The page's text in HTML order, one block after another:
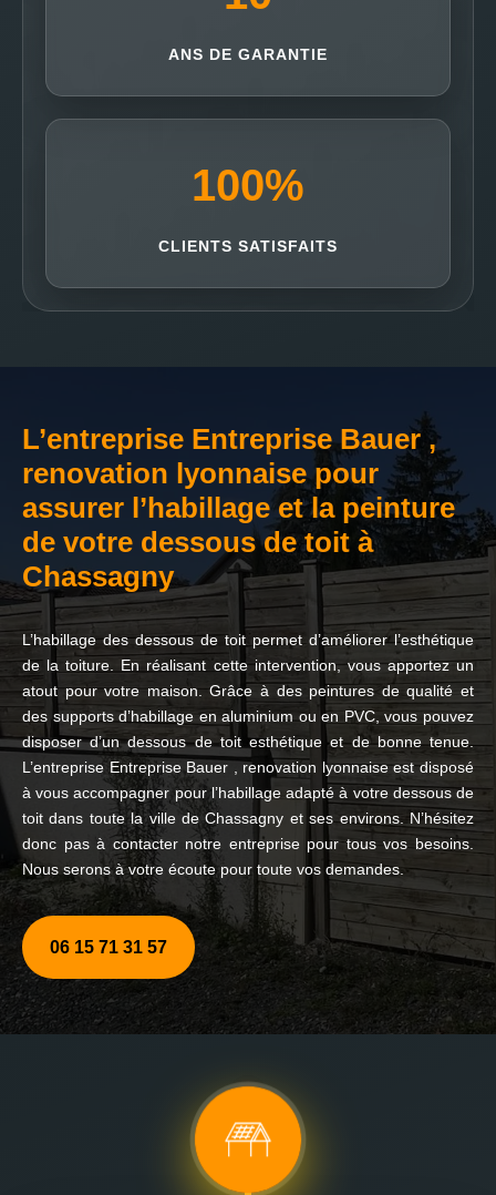
ANS DE GARANTIE
100%
CLIENTS SATISFAITS
L’entreprise Entreprise Bauer ,
renovation lyonnaise pour
assurer l’habillage et la peinture
de votre dessous de toit à
Chassagny
L’habillage des dessous de toit permet d’améliorer l’esthétique
de la toiture. En réalisant cette intervention, vous apportez un
atout pour votre maison. Grâce à des peintures de qualité et
des supports d’habillage en aluminium ou en PVC, vous pouvez
disposer d’un dessous de toit esthétique et de bonne tenue.
L’entreprise Entreprise Bauer , renovation lyonnaise est disposé
à vous accompagner pour l’habillage adapté à votre dessous de
toit dans toute la ville de Chassagny et ses environs. N’hésitez
donc pas à contacter notre entreprise pour tous vos besoins.
Nous serons à votre écoute pour toute vos demandes.
06 15 71 31 57